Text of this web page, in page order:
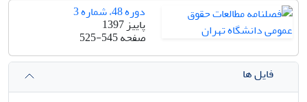
دوره 48، شماره 3
پاییز 1397
صفحه525-545
فایل ها